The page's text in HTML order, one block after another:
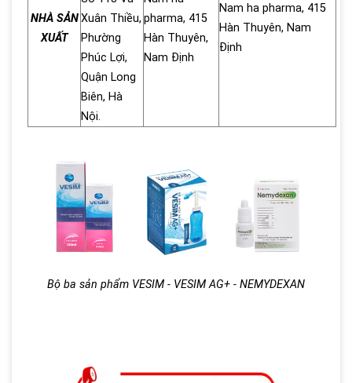
NHÀ SẢN
XUẤT
Xuân Thiều,
Phường
Phúc Lợi,
Quận Long
Biên, Hà
Nội.
pharma, 415
Hàn Thuyên,
Nam Định
Nam ha pharma, 415
Hàn Thuyên, Nam
Định
Bộ ba sản phẩm VESIM - VESIM AG+ - NEMYDEXAN